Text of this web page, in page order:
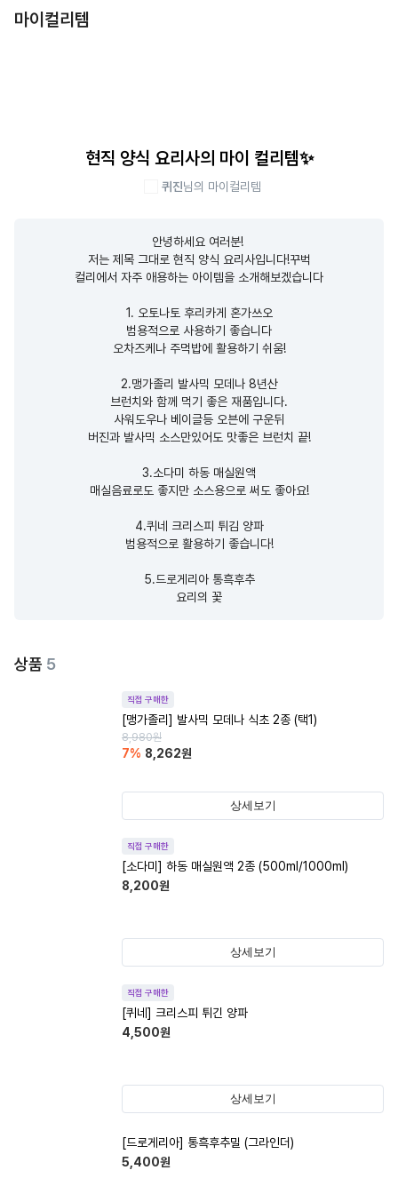
마이컬리템
현직 양식 요리사의 마이 컬리템✨
퀴진님의 마이컬리템
안녕하세요 여러분!
저는 제목 그대로 현직 양식 요리사입니다!꾸벅
컬리에서 자주 애용하는 아이템을 소개해보겠습니다
1. 오토나토 후리카게 혼가쓰오
범용적으로 사용하기 좋습니다
오차즈케나 주먹밥에 활용하기 쉬움!
2.맹가졸리 발사믹 모데나 8년산
브런치와 함께 먹기 좋은 재품입니다.
사워도우나 베이글등 오븐에 구운뒤
버진과 발사믹 소스만있어도 맛좋은 브런치 끝!
3.소다미 하동 매실원액
매실음료로도 좋지만 소스용으로 써도 좋아요!
4.퀴네 크리스피 튀김 양파
범용적으로 활용하기 좋습니다!
5.드로게리아 통흑후추
요리의 꽃
상품 5
직접 구매한
[맹가졸리] 발사믹 모데나 식초 2종 (택1)
8,980원
7% 8,262원
상세보기
직접 구매한
[소다미] 하동 매실원액 2종 (500ml/1000ml)
8,200원
상세보기
직접 구매한
[퀴네] 크리스피 튀긴 양파
4,500원
상세보기
[드로게리아] 통흑후추밀 (그라인더)
5,400원